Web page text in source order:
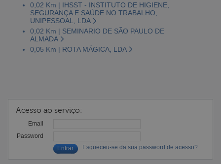
0,02 Km | IHSST - INSTITUTO DE HIGIENE,
SEGURANÇA E SAÚDE NO TRABALHO,
UNIPESSOAL, LDA
0,02 Km | SEMINARIO DE SÃO PAULO DE
ALMADA
0,05 Km | ROTA MÁGICA, LDA
Acesso ao serviço:
Email
Password
Esqueceu-se da sua password de acesso?